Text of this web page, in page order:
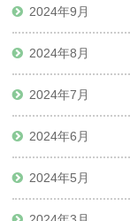
2024年9月
2024年8月
2024年7月
2024年6月
2024年5月